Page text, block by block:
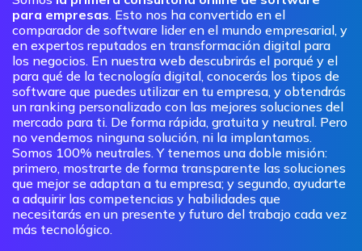
para empresas. Esto nos ha convertido en el
comparador de software lider en el mundo empresarial, y
en expertos reputados en transformación digital para
los negocios. En nuestra web descubrirás el porqué y el
para qué de la tecnología digital, conocerás los tipos de
software que puedes utilizar en tu empresa, y obtendrás
un ranking personalizado con las mejores soluciones del
mercado para ti. De forma rápida, gratuita y neutral. Pero
no vendemos ninguna solución, ni la implantamos.
Somos 100% neutrales. Y tenemos una doble misión:
primero, mostrarte de forma transparente las soluciones
que mejor se adaptan a tu empresa; y segundo, ayudarte
a adquirir las competencias y habilidades que
necesitarás en un presente y futuro del trabajo cada vez
más tecnológico.